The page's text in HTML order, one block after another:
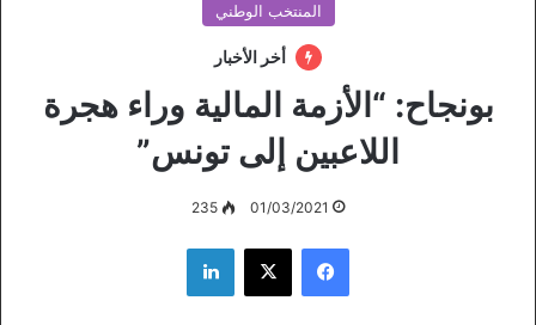
المنتخب الوطني
أخر الأخبار
بونجاح: “الأزمة المالية وراء هجرة
اللاعبين إلى تونس”
01/03/2021
235
فيسبوك ‫X لينكدإن